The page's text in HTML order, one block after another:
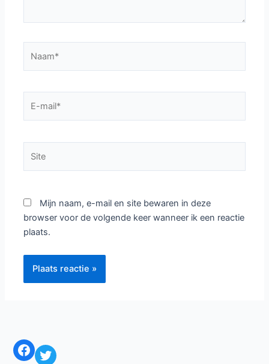
mail*
Mijn naam, e-mail en site bewaren in deze
browser voor de volgende keer wanneer ik een reactie
plaats.
Facebook Twitter